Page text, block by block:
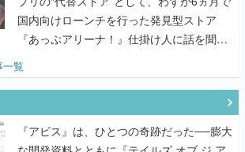
国内向けローンチを行った発見型ストア
『あっぷアリーナ！』仕掛け人に話を聞い
てみた
覧
『アビス』は、ひとつの奇跡だった──膨大